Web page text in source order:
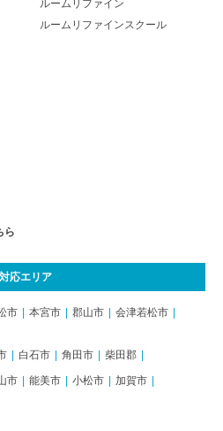
ルームリファイン
ルームリファインスクール
ら
対応エリア
市 本宮市 郡山市
会津若松市
白石市 角田市 柴田郡
市 能美市 小松市
加賀市